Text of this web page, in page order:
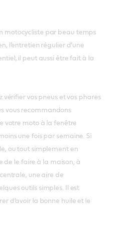
motocycliste par beau temps
l’entretien régulier d’une
il peut aussi être fait à la
vérifier vos pneus et vos phares
vous recommandons
votre moto à la fenêtre
une fois par semaine. Si
ou tout simplement en
de le faire à la maison, à
une aire de
outils simples. Il est
d’avoir la bonne huile et le